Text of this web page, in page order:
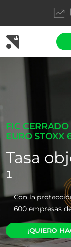
FIC
EURO STOXX
Tasa
¹
Con la
600 empresas
¡QUIERO